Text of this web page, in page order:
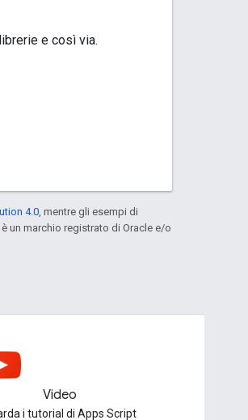
e così via.
4.0 , mentre gli esempi di
è un marchio registrato di Oracle e/o
Video
i tutorial di Apps Script